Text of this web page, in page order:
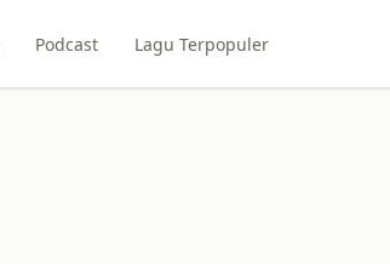
Podcast Lagu Terpopuler